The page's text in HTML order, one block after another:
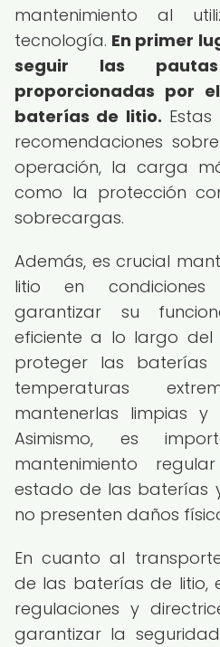
mantenimiento al
tecnología. En primer
seguir las
proporcionadas por
baterías de litio.
recomendaciones
operación, la carga
como la protección
sobrecargas.
Además, es crucial
litio en
garantizar su
eficiente a lo largo del
proteger las baterías
temperaturas
mantenerlas limpias y
Asimismo, es
mantenimiento
estado de las baterías
no presenten daños
En cuanto al
de las baterías de litio,
regulaciones y
garantizar la